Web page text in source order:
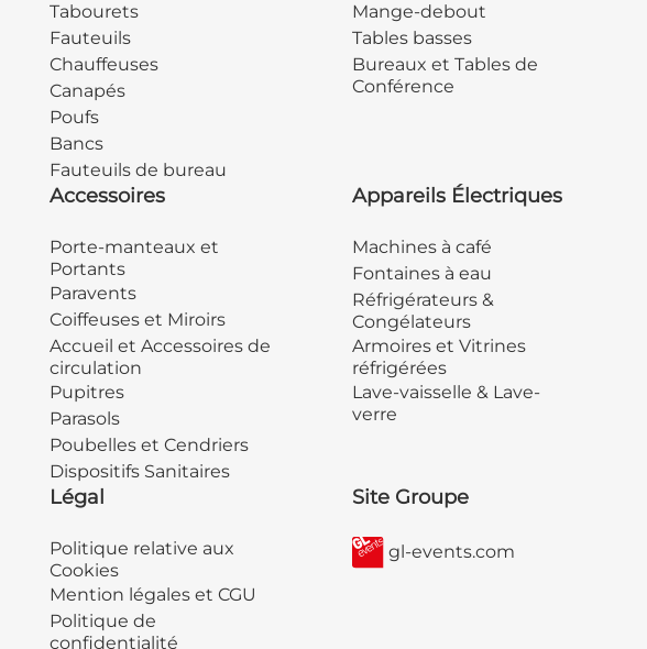
Tabourets
Fauteuils
Chauffeuses
Canapés
Poufs
Bancs
Fauteuils de bureau
Mange-debout
Tables basses
Bureaux et Tables de
Conférence
Accessoires
Porte-manteaux et
Portants
Paravents
Coiffeuses et Miroirs
Accueil et Accessoires de
circulation
Pupitres
Parasols
Poubelles et Cendriers
Dispositifs Sanitaires
Appareils Électriques
Machines à café
Fontaines à eau
Réfrigérateurs &
Congélateurs
Armoires et Vitrines
réfrigérées
Lave-vaisselle & Lave-
verre
Légal
Politique relative aux
Cookies
Mention légales et CGU
Politique de
confidentialité
Site Groupe
gl-events.com